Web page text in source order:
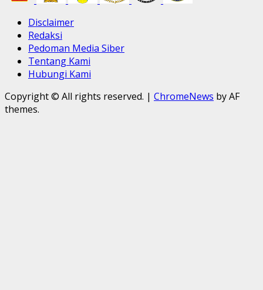
Disclaimer
Redaksi
Pedoman Media Siber
Tentang Kami
Hubungi Kami
Copyright © All rights reserved. | ChromeNews by AF
themes.